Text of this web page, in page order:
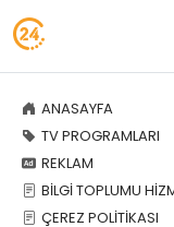
ANASAYFA
TV PROGRAMLARI
REKLAM
BİLGİ TOPLUMU
ÇEREZ POLİTİKASI